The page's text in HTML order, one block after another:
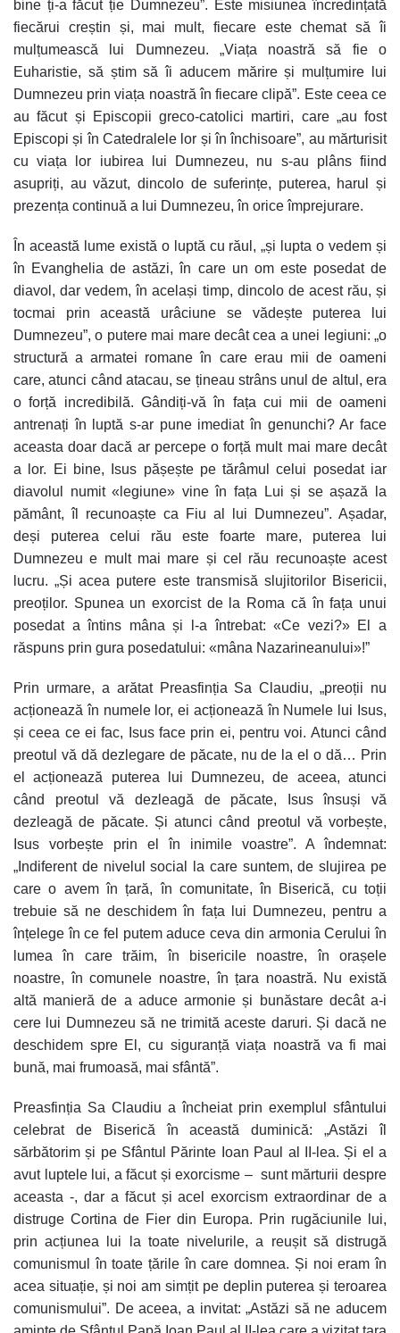
bine ți-a făcut ție Dumnezeu”. Este misiunea încredințată
fiecărui creștin și, mai mult, fiecare este chemat să îi
mulțumească lui Dumnezeu. „Viața noastră să fie o
Euharistie, să știm să îi aducem mărire și mulțumire lui
Dumnezeu prin viața noastră în fiecare clipă”. Este ceea ce
au făcut și Episcopii greco-catolici martiri, care „au fost
Episcopi și în Catedralele lor și în închisoare”, au mărturisit
cu viața lor iubirea lui Dumnezeu, nu s-au plâns fiind
asupriți, au văzut, dincolo de suferințe, puterea, harul și
prezența continuă a lui Dumnezeu, în orice împrejurare.
În această lume există o luptă cu răul, „și lupta o vedem și
în Evanghelia de astăzi, în care un om este posedat de
diavol, dar vedem, în același timp, dincolo de acest rău, și
tocmai prin această urâciune se vădește puterea lui
Dumnezeu”, o putere mai mare decât cea a unei legiuni: „o
structură a armatei romane în care erau mii de oameni
care, atunci când atacau, se țineau strâns unul de altul, era
o forță incredibilă. Gândiți-vă în fața cui mii de oameni
antrenați în luptă s-ar pune imediat în genunchi? Ar face
aceasta doar dacă ar percepe o forță mult mai mare decât
a lor. Ei bine, Isus pășește pe tărâmul celui posedat iar
diavolul numit «legiune» vine în fața Lui și se așază la
pământ, îl recunoaște ca Fiu al lui Dumnezeu”. Așadar,
deși puterea celui rău este foarte mare, puterea lui
Dumnezeu e mult mai mare și cel rău recunoaște acest
lucru. „Și acea putere este transmisă slujitorilor Bisericii,
preoților. Spunea un exorcist de la Roma că în fața unui
posedat a întins mâna și l-a întrebat: «Ce vezi?» El a
răspuns prin gura posedatului: «mâna Nazarineanului»!”
Prin urmare, a arătat Preasfinția Sa Claudiu, „preoții nu
acționează în numele lor, ei acționează în Numele lui Isus,
și ceea ce ei fac, Isus face prin ei, pentru voi. Atunci când
preotul vă dă dezlegare de păcate, nu de la el o dă… Prin
el acționează puterea lui Dumnezeu, de aceea, atunci
când preotul vă dezleagă de păcate, Isus însuși vă
dezleagă de păcate. Și atunci când preotul vă vorbește,
Isus vorbește prin el în inimile voastre”. A îndemnat:
„Indiferent de nivelul social la care suntem, de slujirea pe
care o avem în țară, în comunitate, în Biserică, cu toții
trebuie să ne deschidem în fața lui Dumnezeu, pentru a
înțelege în ce fel putem aduce ceva din armonia Cerului în
lumea în care trăim, în bisericile noastre, în orașele
noastre, în comunele noastre, în țara noastră. Nu există
altă manieră de a aduce armonie și bunăstare decât a-i
cere lui Dumnezeu să ne trimită aceste daruri. Și dacă ne
deschidem spre El, cu siguranță viața noastră va fi mai
bună, mai frumoasă, mai sfântă”.
Preasfinția Sa Claudiu a încheiat prin exemplul sfântului
celebrat de Biserică în această duminică: „Astăzi îl
sărbătorim și pe Sfântul Părinte Ioan Paul al II-lea. Și el a
avut luptele lui, a făcut și exorcisme – sunt mărturii despre
aceasta -, dar a făcut și acel exorcism extraordinar de a
distruge Cortina de Fier din Europa. Prin rugăciunile lui,
prin acțiunea lui la toate nivelurile, a reușit să distrugă
comunismul în toate țările în care domnea. Și noi eram în
acea situație, și noi am simțit pe deplin puterea și teroarea
comunismului”. De aceea, a invitat: „Astăzi să ne aducem